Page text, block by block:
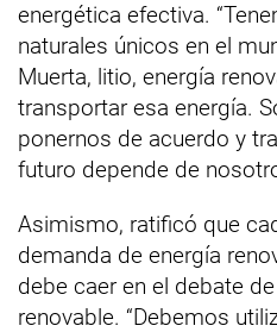
energética efectiva.
naturales únicos en el
Muerta, litio, energía
transportar esa energía.
ponernos de acuerdo y
futuro depende de
Asimismo, ratificó que
demanda de energía
debe caer en el debate
renovable. “Debemos